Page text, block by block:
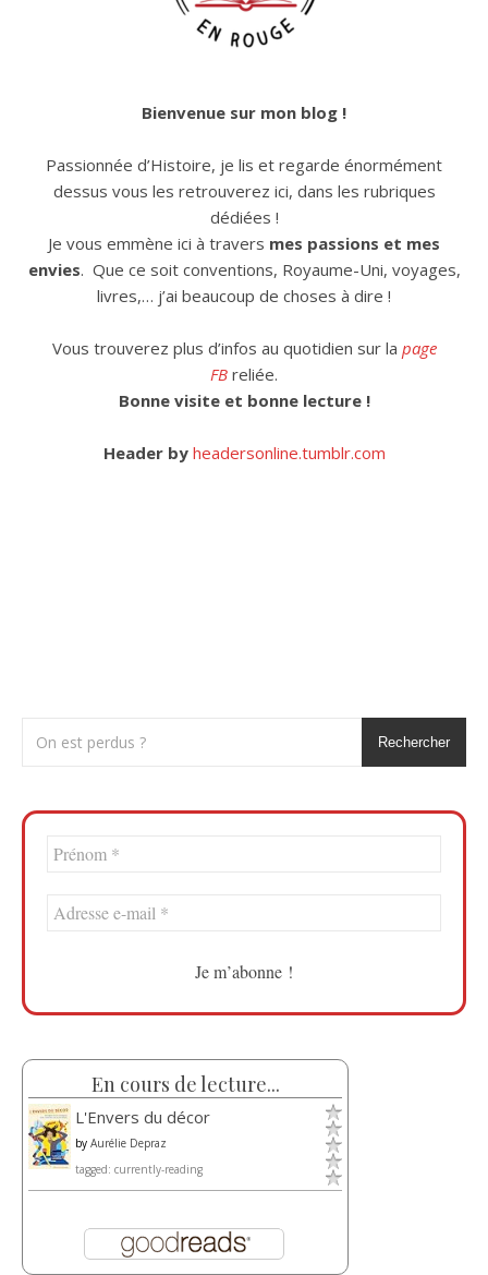
Bienvenue sur mon blog !
Passionnée d’Histoire, je lis et regarde énormément
dessus vous les retrouverez ici, dans les rubriques
dédiées !
Je vous emmène ici à travers mes passions et mes
envies. Que ce soit conventions, Royaume-Uni, voyages,
livres,… j’ai beaucoup de choses à dire !
Vous trouverez plus d’infos au quotidien sur la page
FB reliée.
Bonne visite et bonne lecture !
Header by headersonline.tumblr.com
Rechercher
En cours de lecture...
L'Envers du décor
by Aurélie Depraz
tagged: currently-reading